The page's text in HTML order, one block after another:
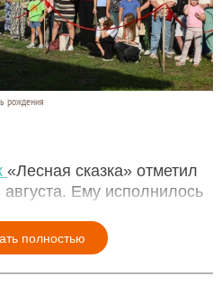
рождения
«Лесная сказка» отметил
Ему исполнилось
полностью